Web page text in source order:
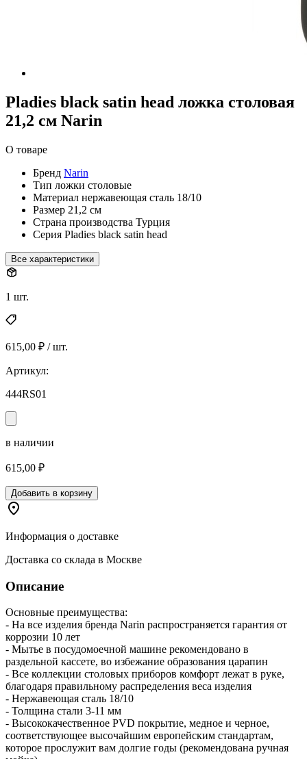
Pladies black satin head ложка столовая
21,2 см Narin
О товаре
Бренд Narin
Тип ложки столовые
Материал нержавеющая сталь 18/10
Размер 21,2 см
Страна производства Турция
Серия Pladies black satin head
Все характеристики
1 шт.
615,00 ₽ / шт.
Артикул:
444RS01
в наличии
615,00 ₽
Добавить в корзину
Информация о доставке
Доставка со склада в Москве
Описание
Основные преимущества:
- На все изделия бренда Narin распространяется гарантия от
коррозии 10 лет
- Мытье в посудомоечной машине рекомендовано в
раздельной кассете, во избежание образования царапин
- Все коллекции столовых приборов комфорт лежат в руке,
благодаря правильному распределения веса изделия
- Нержавеющая сталь 18/10
- Толщина стали 3-11 мм
- Высококачественное PVD покрытие, медное и черное,
соответствующее высочайшим европейским стандартам,
которое прослужит вам долгие годы (рекомендована ручная